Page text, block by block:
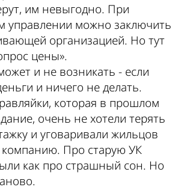
им невыгодно. При
управлении можно заключить
организацией. Но тут
цены».
и не возникать - если
и ничего не делать.
которая в прошлом
очень не хотели терять
и уговаривали жильцов
Про старую УК
как про страшный сон. Но